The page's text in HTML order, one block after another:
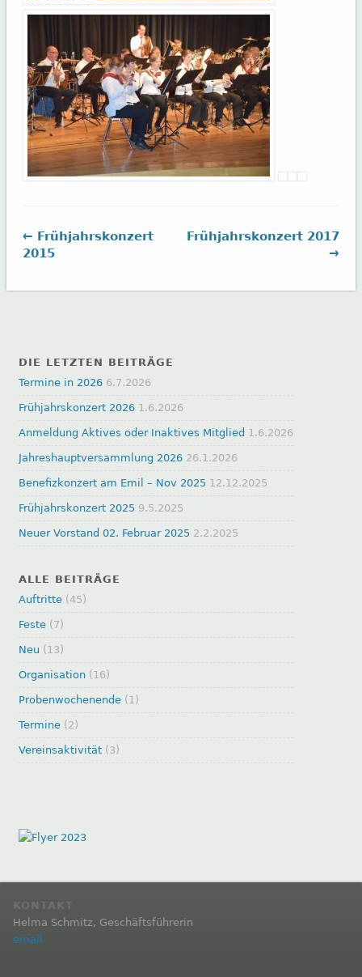
← Frühjahrskonzert
2015
Frühjahrskonzert 2017
→
DIE LETZTEN BEITRÄGE
Termine in 2026 6.7.2026
Frühjahrskonzert 2026 1.6.2026
Anmeldung Aktives oder Inaktives Mitglied 1.6.2026
Jahreshauptversammlung 2026 26.1.2026
Benefizkonzert am Emil – Nov 2025 12.12.2025
Frühjahrskonzert 2025 9.5.2025
Neuer Vorstand 02. Februar 2025 2.2.2025
ALLE BEITRÄGE
Auftritte (45)
Feste (7)
Neu (13)
Organisation (16)
Probenwochenende (1)
Termine (2)
Vereinsaktivität (3)
KONTAKT
Helma Schmitz, Geschäftsführerin
email